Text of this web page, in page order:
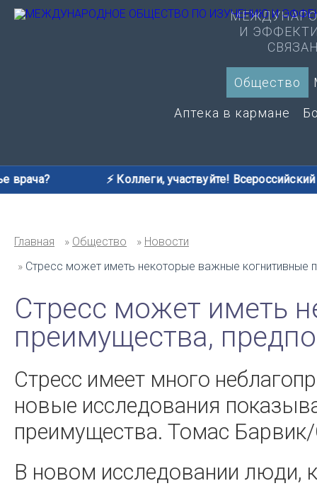
И
Общество
Аптека в кармане
⚡️ Коллеги, участвуйте! Всероссийский опрос:
Главная Общество
Новости
Стресс может иметь некоторые важные когнитивные
Стресс может иметь
преимущества,
Стресс имеет много
новые исследования
преимущества. Томас
В новом исследовании люди,